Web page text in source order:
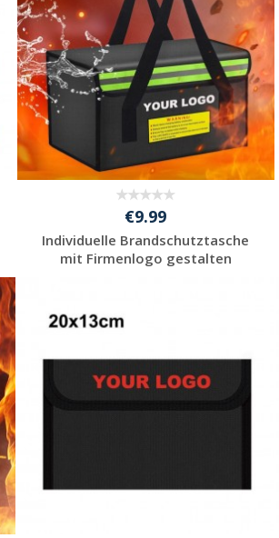
€9.99
Individuelle Brandschutztasche
mit Firmenlogo gestalten
anfordern